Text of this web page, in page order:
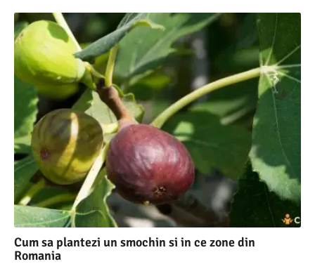
Cum sa plantezi un smochin si in ce zone din
Romania